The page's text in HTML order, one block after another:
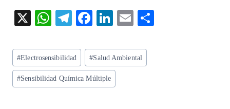
X
W
ts
A
p
T
eg
ra
m
F
eb
o
o
Li
ke
dI
n
E
ai
l
Etiquetas
de
la
#Electrosensibilidad #Salud Ambiental
#Sensibilidad Química Múltiple